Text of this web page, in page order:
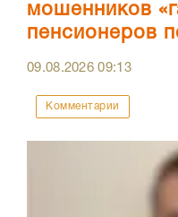
мошенников
пенсионеров
09.08.202609:13
Комментарии